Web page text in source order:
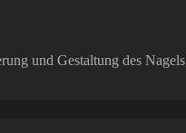
und Gestaltung des